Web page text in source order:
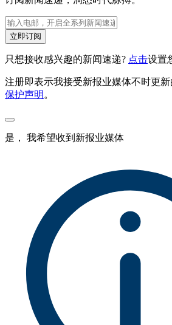
立即订阅
只想接收感兴趣的新闻速递? 点击设置
注册即表示我接受新报业媒体不时更新
保护声明 。
是， 我希望收到新报业媒体